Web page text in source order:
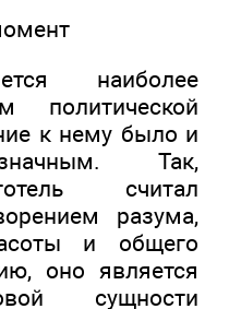
наиболее
политической
к нему было и
Так,
считал
разума,
и общего
оно является
сущности